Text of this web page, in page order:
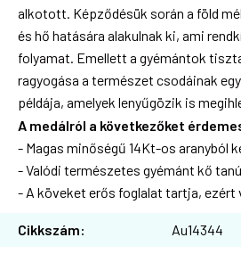
alkotott. Képződésük során a föld
és hő hatására alakulnak ki, ami
folyamat. Emellett a gyémántok
ragyogása a természet csodáinak
példája, amelyek lenyűgözik is
A medálról a következőket
- Magas minőségű 14Kt-os aranyból
- Valódi természetes gyémánt kő
- A köveket erős foglalat tartja, ezért
Cikkszám:
Au14344